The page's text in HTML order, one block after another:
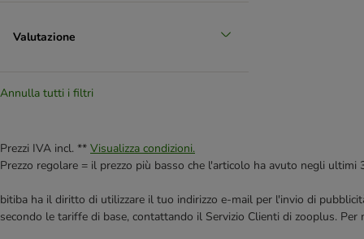
Valutazione
Annulla tutti i filtri
Prezzi IVA incl. ** Visualizza condizioni.
Prezzo regolare = il prezzo più basso che l'articolo ha avuto negli ultimi
bitiba ha il diritto di utilizzare il tuo indirizzo e-mail per l'invio di
secondo le tariffe di base, contattando il Servizio Clienti di zooplus. Per